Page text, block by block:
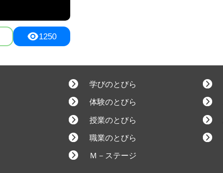
1250
学びのとびら
体験のとびら
授業のとびら
職業のとびら
Ｍ－ステージ